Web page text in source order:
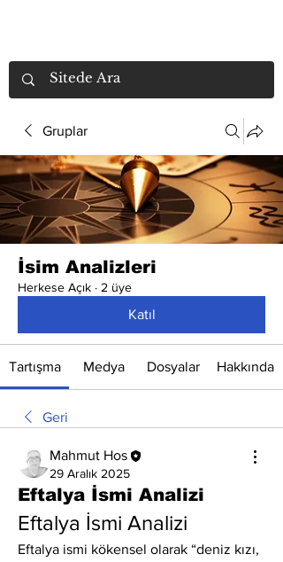
Gruplar
İsim Analizleri
Herkese Açık · 2 üye
Katıl
Tartışma Medya Dosyalar Hakkında
Geri
Mahmut Hos
29 Aralık 2025
Eftalya İsmi Analizi
Eftalya İsmi Analizi
Eftalya ismi kökensel olarak “deniz kızı,